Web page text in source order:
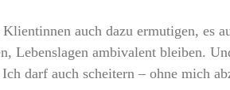
auch dazu ermutigen, es
Lebenslagen ambivalent bleiben.
darf auch scheitern – ohne mich